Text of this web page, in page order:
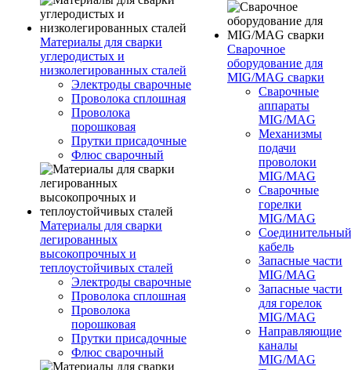
Материалы для сварки
углеродистых и
низколегированных сталей
Электроды сварочные
Проволока сплошная
Проволока
порошковая
Прутки присадочные
Флюс сварочный
Материалы для сварки
легированных
высокопрочных и
теплоустойчивых сталей
Электроды сварочные
Проволока сплошная
Проволока
порошковая
Прутки присадочные
Флюс сварочный
Сварочное
оборудование для
MIG/MAG сварки
Сварочные
аппараты
MIG/MAG
Механизмы
подачи
проволоки
MIG/MAG
Сварочные
горелки
MIG/MAG
Соединительный
кабель
Запасные части
MIG/MAG
Запасные части
для горелок
MIG/MAG
Направляющие
каналы
MIG/MAG